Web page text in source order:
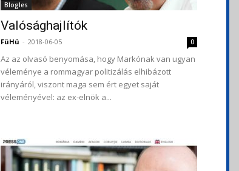
Blogles
Valósághajlítók
FüHü - 2018-06-05 0
Az az olvasó benyomása, hogy Markónak van ugyan
véleménye a rommagyar politizálás elhibázott
irányáról, viszont maga sem ért egyet saját
véleményével: az ex-elnök a...